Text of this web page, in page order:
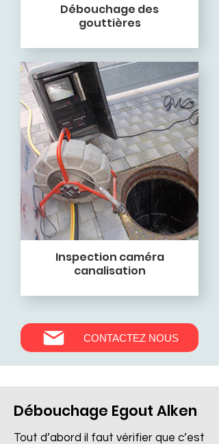
Débouchage des
gouttières
Inspection caméra
canalisation
CONTACTEZ NOUS
Débouchage Egout Alken
Tout d’abord il faut vérifier que c’est